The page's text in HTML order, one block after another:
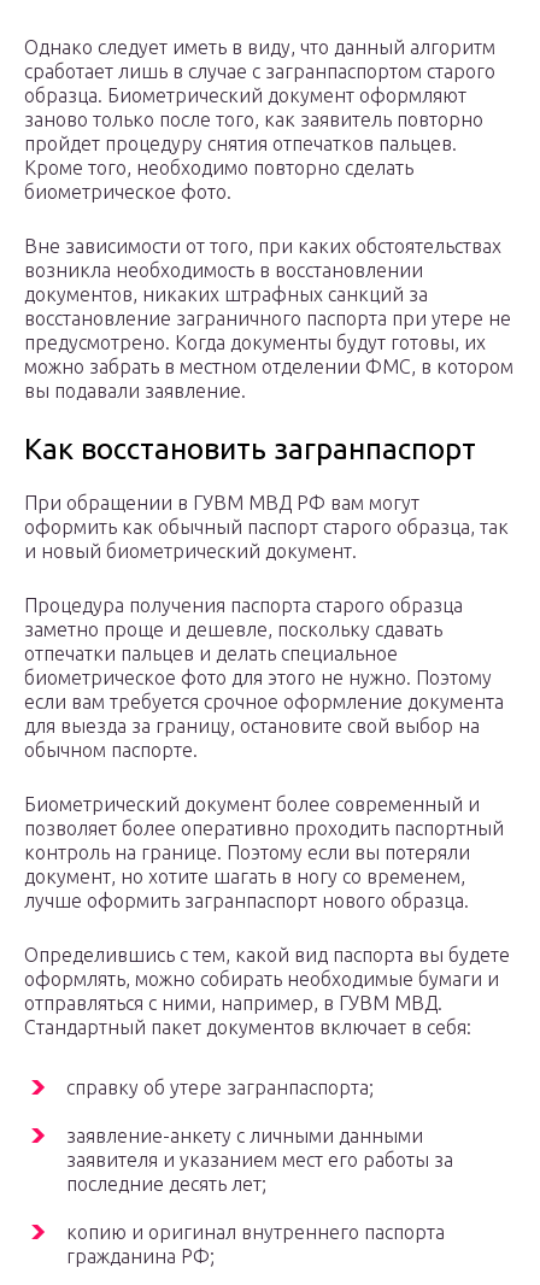
Однако следует иметь в виду, что данный алгоритм
сработает лишь в случае с загранпаспортом старого
образца. Биометрический документ оформляют
заново только после того, как заявитель повторно
пройдет процедуру снятия отпечатков пальцев.
Кроме того, необходимо повторно сделать
биометрическое фото.
Вне зависимости от того, при каких обстоятельствах
возникла необходимость в восстановлении
документов, никаких штрафных санкций за
восстановление заграничного паспорта при утере не
предусмотрено. Когда документы будут готовы, их
можно забрать в местном отделении ФМС, в котором
вы подавали заявление.
Как восстановить загранпаспорт
При обращении в ГУВМ МВД РФ вам могут
оформить как обычный паспорт старого образца, так
и новый биометрический документ.
Процедура получения паспорта старого образца
заметно проще и дешевле, поскольку сдавать
отпечатки пальцев и делать специальное
биометрическое фото для этого не нужно. Поэтому
если вам требуется срочное оформление документа
для выезда за границу, остановите свой выбор на
обычном паспорте.
Биометрический документ более современный и
позволяет более оперативно проходить паспортный
контроль на границе. Поэтому если вы потеряли
документ, но хотите шагать в ногу со временем,
лучше оформить загранпаспорт нового образца.
Определившись с тем, какой вид паспорта вы будете
оформлять, можно собирать необходимые бумаги и
отправляться с ними, например, в ГУВМ МВД.
Стандартный пакет документов включает в себя:
справку об утере загранпаспорта;
заявление-анкету с личными данными
заявителя и указанием мест его работы за
последние десять лет;
копию и оригинал внутреннего паспорта
гражданина РФ;